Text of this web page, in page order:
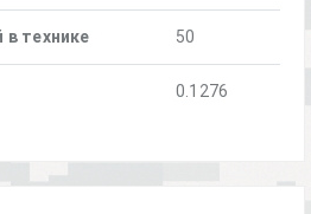
технике 50
0.1276